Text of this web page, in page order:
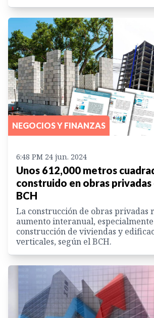
NEGOCIOS Y FINANZAS
6:48 PM 24 jun. 2024
Unos 612,000 metros
construido en obras privadas
BCH
La construcción de obras privadas
aumento interanual,
construcción de viviendas y
verticales, según el BCH.